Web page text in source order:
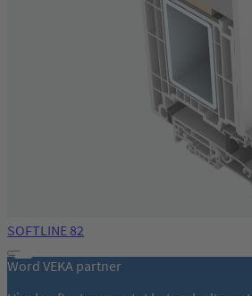
SOFTLINE 82
Word VEKA partner